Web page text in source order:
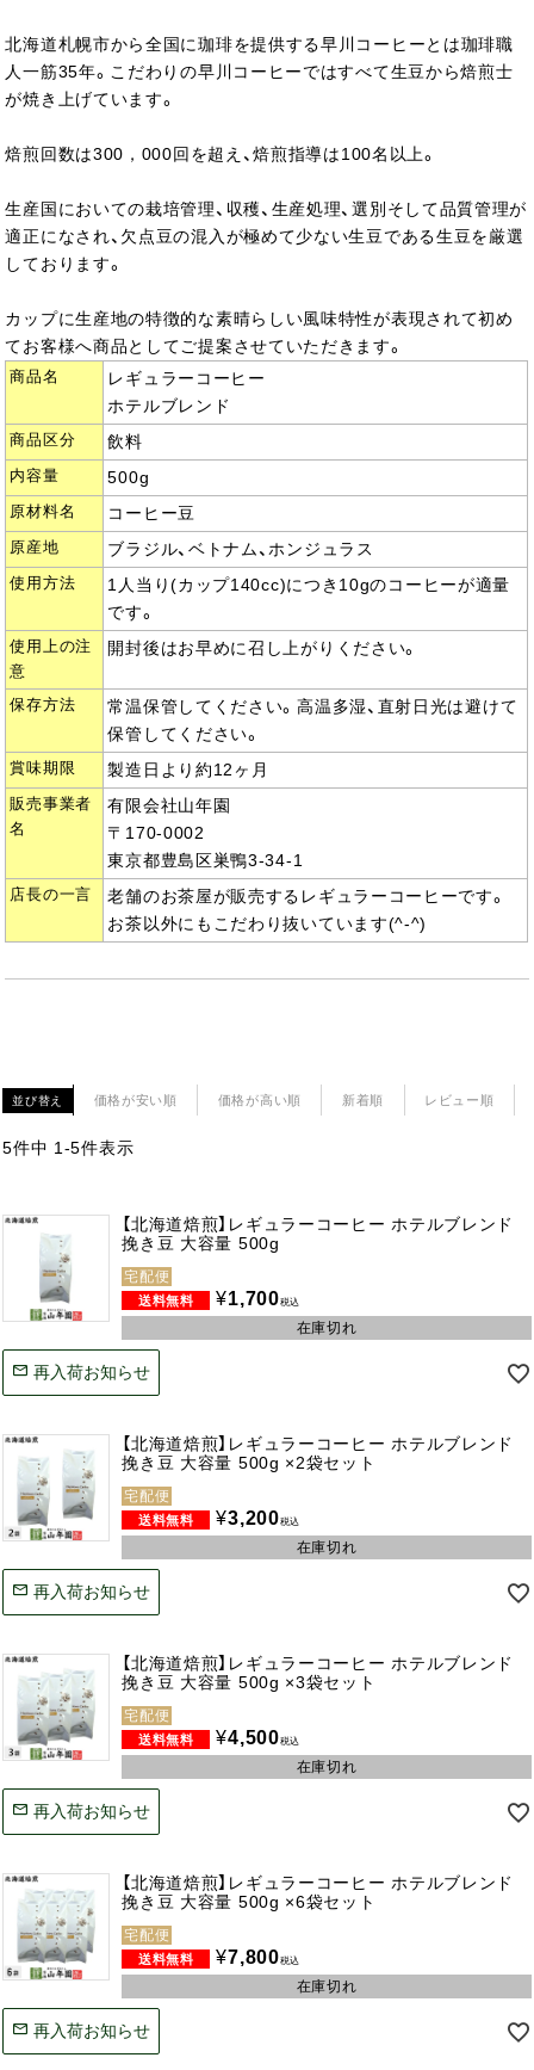
北海道札幌市から全国に珈琲を提供する早川コーヒーとは珈琲職
人一筋35年。こだわりの早川コーヒーではすべて生豆から焙煎士
が焼き上げています。
焙煎回数は300，000回を超え、焙煎指導は100名以上。
生産国においての栽培管理、収穫、生産処理、選別そして品質管理が
適正になされ、欠点豆の混入が極めて少ない生豆である生豆を厳選
しております。
カップに生産地の特徴的な素晴らしい風味特性が表現されて初め
てお客様へ商品としてご提案させていただきます。
商品名
レギュラーコーヒー
ホテルブレンド
商品区分 飲料
内容量 500g
原材料名 コーヒー豆
原産地 ブラジル、ベトナム、ホンジュラス
使用方法
1人当り(カップ140cc)につき10gのコーヒーが適量
です。
使用上の注
意
開封後はお早めに召し上がりください。
保存方法
常温保管してください。高温多湿、直射日光は避けて
保管してください。
賞味期限 製造日より約12ヶ月
販売事業者
名
有限会社山年園
〒170-0002
東京都豊島区巣鴨3-34-1
店長の一言
老舗のお茶屋が販売するレギュラーコーヒーです。
お茶以外にもこだわり抜いています(^-^)
並び替え 価格が安い順 価格が高い順 新着順 レビュー順
5件中 1 -5件表示
【北海道焙煎】レギュラーコーヒー ホテルブレンド
挽き豆 大容量 500g
宅配便
¥1,700税込
在庫切れ
再入荷お知らせ
【北海道焙煎】レギュラーコーヒー ホテルブレンド
挽き豆 大容量 500g ×2袋セット
宅配便
¥3,200税込
在庫切れ
再入荷お知らせ
【北海道焙煎】レギュラーコーヒー ホテルブレンド
挽き豆 大容量 500g ×3袋セット
宅配便
¥4,500税込
在庫切れ
再入荷お知らせ
【北海道焙煎】レギュラーコーヒー ホテルブレンド
挽き豆 大容量 500g ×6袋セット
宅配便
¥7,800税込
在庫切れ
再入荷お知らせ